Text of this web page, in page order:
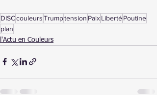
DISCcouleursTrumptension PaixLibertéPoutine
plan
l'Actu en Couleurs